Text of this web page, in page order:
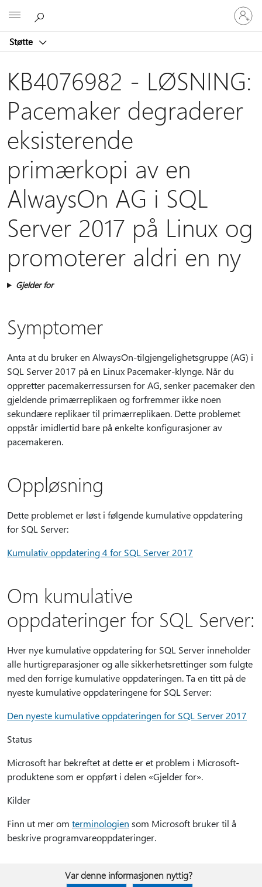
Støtte
Logg
på
kontoen
KB4076982 - LØSNING:
Pacemaker degraderer
eksisterende
primærkopi av en
AlwaysOn AG i SQL
Server 2017 på Linux og
promoterer aldri en ny
Gjelder for
Symptomer
Anta at du bruker en AlwaysOn-tilgjengelighetsgruppe (AG) i
SQL Server 2017 på en Linux Pacemaker-klynge. Når du
oppretter pacemakerressursen for AG, senker pacemaker den
gjeldende primærreplikaen og forfremmer ikke noen
sekundære replikaer til primærreplikaen. Dette problemet
oppstår imidlertid bare på enkelte konfigurasjoner av
pacemakeren.
Oppløsning
Dette problemet er løst i følgende kumulative oppdatering
for SQL Server:
Kumulativ oppdatering 4 for SQL Server 2017
Om kumulative
oppdateringer for SQL Server:
Hver nye kumulative oppdatering for SQL Server inneholder
alle hurtigreparasjoner og alle sikkerhetsrettinger som fulgte
med den forrige kumulative oppdateringen. Ta en titt på de
nyeste kumulative oppdateringene for SQL Server:
Den nyeste kumulative oppdateringen for SQL Server 2017
Status
Microsoft har bekreftet at dette er et problem i Microsoft-
produktene som er oppført i delen «Gjelder for».
Kilder
Finn ut mer om terminologien som Microsoft bruker til å
beskrive programvareoppdateringer.
Var denne informasjonen nyttig?